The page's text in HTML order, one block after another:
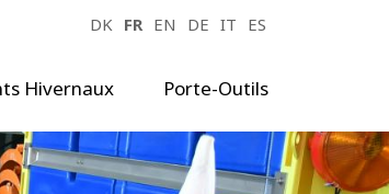
DK FR EN DE IT ES
Hivernaux Porte-Outils